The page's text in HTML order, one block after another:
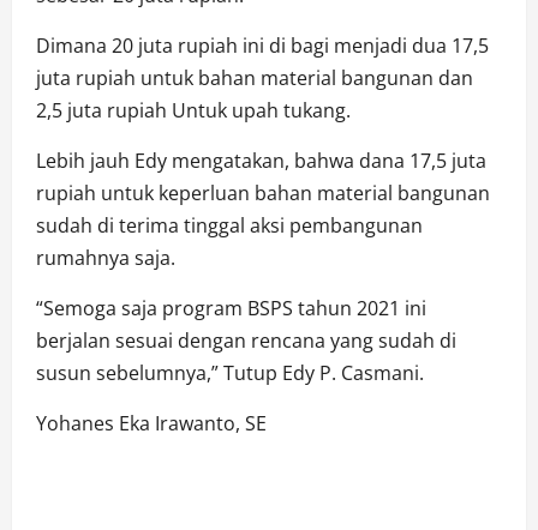
Dimana 20 juta rupiah ini di bagi menjadi dua 17,5
juta rupiah untuk bahan material bangunan dan
2,5 juta rupiah Untuk upah tukang.
Lebih jauh Edy mengatakan, bahwa dana 17,5 juta
rupiah untuk keperluan bahan material bangunan
sudah di terima tinggal aksi pembangunan
rumahnya saja.
“Semoga saja program BSPS tahun 2021 ini
berjalan sesuai dengan rencana yang sudah di
susun sebelumnya,” Tutup Edy P. Casmani.
Yohanes Eka Irawanto, SE